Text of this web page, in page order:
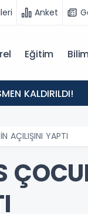
Anket
Eğitim
KALDIRILDI!
AÇILIŞINI YAPTI